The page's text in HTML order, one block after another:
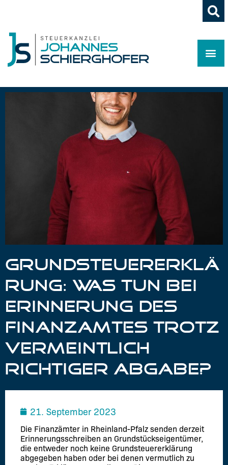
GRUNDSTEUERERKLÄ
RUNG: WAS TUN BEI
ERINNERUNG DES
FINANZAMTES TROTZ
VERMEINTLICH
RICHTIGER ABGABE?
21. September 2023
Die Finanzämter in Rheinland-Pfalz senden derzeit
Erinnerungsschreiben an Grundstückseigentümer,
die entweder noch keine Grundsteuererklärung
abgegeben haben oder bei denen vermutlich zu